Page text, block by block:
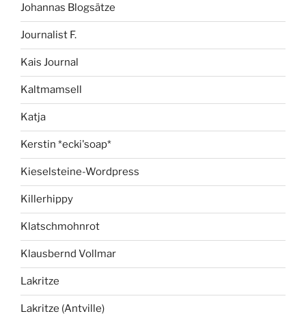
Johannas Blogsätze
Journalist F.
Kais Journal
Kaltmamsell
Katja
Kerstin *ecki'soap*
Kieselsteine-Wordpress
Killerhippy
Klatschmohnrot
Klausbernd Vollmar
Lakritze
Lakritze (Antville)